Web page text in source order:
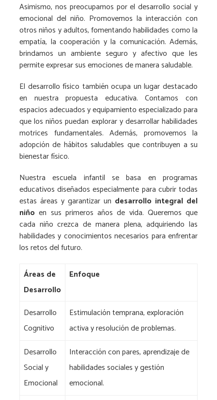
Asimismo, nos preocupamos por el desarrollo social y
emocional del niño. Promovemos la interacción con
otros niños y adultos, fomentando habilidades como la
empatía, la cooperación y la comunicación. Además,
brindamos un ambiente seguro y afectivo que les
permite expresar sus emociones de manera saludable.
El desarrollo físico también ocupa un lugar destacado
en nuestra propuesta educativa. Contamos con
espacios adecuados y equipamiento especializado para
que los niños puedan explorar y desarrollar habilidades
motrices fundamentales. Además, promovemos la
adopción de hábitos saludables que contribuyen a su
bienestar físico.
Nuestra escuela infantil se basa en programas
educativos diseñados especialmente para cubrir todas
estas áreas y garantizar un desarrollo integral del
niño en sus primeros años de vida. Queremos que
cada niño crezca de manera plena, adquiriendo las
habilidades y conocimientos necesarios para enfrentar
los retos del futuro.
Áreas de
Desarrollo
Enfoque
Desarrollo
Cognitivo
Estimulación temprana, exploración
activa y resolución de problemas.
Desarrollo
Social y
Emocional
Interacción con pares, aprendizaje de
habilidades sociales y gestión
emocional.